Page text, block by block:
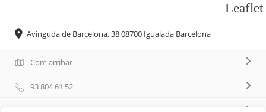
Leaflet
Avinguda de Barcelona, 38 08700 Igualada Barcelona
Com arribar
93 804 61 52